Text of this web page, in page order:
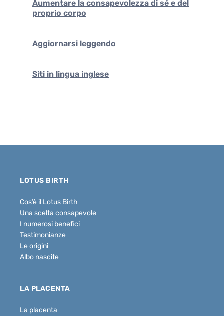
Aumentare la consapevolezza di sé e del
proprio corpo
Aggiornarsi leggendo
Siti in lingua inglese
LOTUS BIRTH
Cos’è il Lotus Birth
Una scelta consapevole
I numerosi benefici
Testimonianze
Le origini
Albo nascite
LA PLACENTA
La placenta